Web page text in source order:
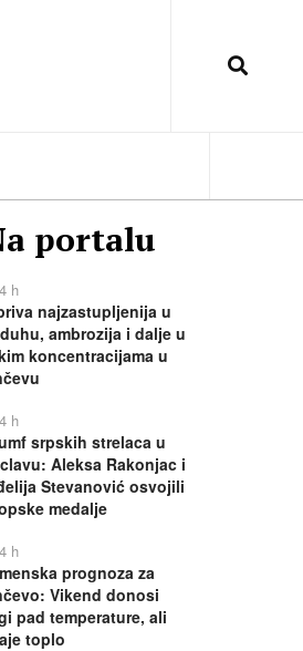
portalu
h
najzastupljenija u
ambrozija i dalje u
koncentracijama u
h
srpskih strelaca u
Aleksa Rakonjac i
Stevanović osvojili
medalje
h
prognoza za
Vikend donosi
pad temperature, ali
toplo